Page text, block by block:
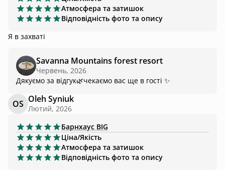
Атмосфера та затишок
Відповідність фото та опису
Я в захваті
Savanna Mountains forest resort
Червень, 2026
Дякуємо за відгук🌿чекаємо вас ще в гості ✨
OS Oleh Syniuk
Лютий, 2026
Барнхаус BIG
Ціна/Якість
Атмосфера та затишок
Відповідність фото та опису